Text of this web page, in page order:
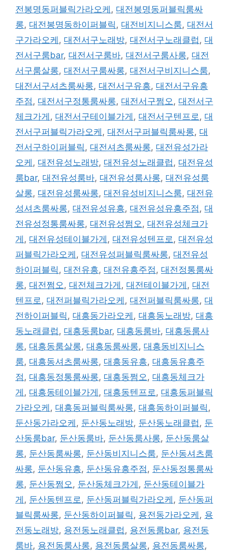
전봉명동퍼블릭가라오케 , 대전봉명동퍼블릭룸싸
롱, 대전봉명동하이퍼블릭, 대전비지니스룸, 대전서
구가라오케 , 대전서구노래방, 대전서구노래클럽, 대
전서구룸bar, 대전서구룸바, 대전서구룸사롱, 대전
서구룸살롱, 대전서구룸싸롱, 대전서구비지니스룸,
대전서구셔츠룸싸롱, 대전서구유흥, 대전서구유흥
주점, 대전서구정통룸싸롱, 대전서구쩜오, 대전서구
체크가게 , 대전서구테이블가게 , 대전서구텐프로, 대
전서구퍼블릭가라오케 , 대전서구퍼블릭룸싸롱, 대
전서구하이퍼블릭, 대전셔츠룸싸롱, 대전유성가라
오케 , 대전유성노래방, 대전유성노래클럽, 대전유성
룸bar, 대전유성룸바, 대전유성룸사롱, 대전유성룸
살롱, 대전유성룸싸롱, 대전유성비지니스룸, 대전유
성셔츠룸싸롱, 대전유성유흥, 대전유성유흥주점, 대
전유성정통룸싸롱, 대전유성쩜오, 대전유성체크가
게 , 대전유성테이블가게 , 대전유성텐프로, 대전유성
퍼블릭가라오케 , 대전유성퍼블릭룸싸롱, 대전유성
하이퍼블릭, 대전유흥, 대전유흥주점, 대전정통룸싸
롱, 대전쩜오, 대전체크가게 , 대전테이블가게 , 대전
텐프로, 대전퍼블릭가라오케 , 대전퍼블릭룸싸롱, 대
전하이퍼블릭, 대흥동가라오케 , 대흥동노래방, 대흥
동노래클럽, 대흥동룸bar, 대흥동룸바, 대흥동룸사
롱, 대흥동룸살롱, 대흥동룸싸롱, 대흥동비지니스
룸, 대흥동셔츠룸싸롱, 대흥동유흥, 대흥동유흥주
점, 대흥동정통룸싸롱, 대흥동쩜오, 대흥동체크가
게 , 대흥동테이블가게 , 대흥동텐프로, 대흥동퍼블릭
가라오케 , 대흥동퍼블릭룸싸롱, 대흥동하이퍼블릭,
둔산동가라오케 , 둔산동노래방, 둔산동노래클럽, 둔
산동룸bar, 둔산동룸바, 둔산동룸사롱, 둔산동룸살
롱, 둔산동룸싸롱, 둔산동비지니스룸, 둔산동셔츠룸
싸롱, 둔산동유흥, 둔산동유흥주점, 둔산동정통룸싸
롱, 둔산동쩜오, 둔산동체크가게 , 둔산동테이블가
게 , 둔산동텐프로, 둔산동퍼블릭가라오케 , 둔산동퍼
블릭룸싸롱, 둔산동하이퍼블릭, 용전동가라오케 , 용
전동노래방, 용전동노래클럽, 용전동룸bar, 용전동
룸바, 용전동룸사롱, 용전동룸살롱, 용전동룸싸롱,